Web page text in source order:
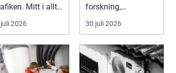
Mitt i allt
finns
2026
forskning,
diagnostik och
veterinärmedicin.
När blod...
30 juli 2026